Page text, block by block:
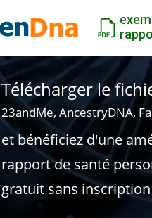
Télécharger le
23andMe, AncestryDNA,
et bénéficiez d'une
rapport de santé
gratuit sans inscription